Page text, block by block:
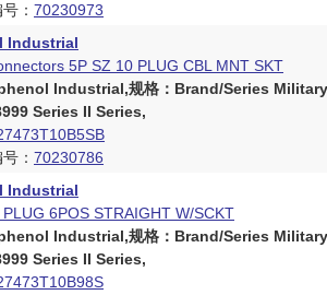
： 70230973
Industrial
5P SZ 10 PLUG CBL MNT SKT
Industrial,规格：Brand/Series Military
Series II Series,
： 70230786
Industrial
6POS STRAIGHT W/SCKT
Industrial,规格：Brand/Series Military
Series II Series,